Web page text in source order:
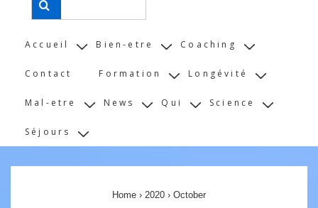
Main
Accueil Bien-etre Coaching
Contact Formation Longévité
Mal-etre News Qui Science
Séjours
Home › 2020 › October